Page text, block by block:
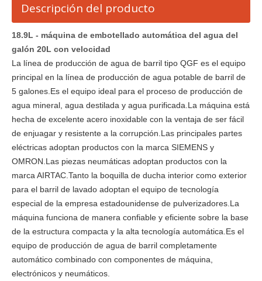
Descripción del producto
18.9L - máquina de embotellado automática del agua del
galón 20L con velocidad
La línea de producción de agua de barril tipo QGF es el equipo
principal en la línea de producción de agua potable de barril de
5 galones.Es el equipo ideal para el proceso de producción de
agua mineral, agua destilada y agua purificada.La máquina está
hecha de excelente acero inoxidable con la ventaja de ser fácil
de enjuagar y resistente a la corrupción.Las principales partes
eléctricas adoptan productos con la marca SIEMENS y
OMRON.Las piezas neumáticas adoptan productos con la
marca AIRTAC.Tanto la boquilla de ducha interior como exterior
para el barril de lavado adoptan el equipo de tecnología
especial de la empresa estadounidense de pulverizadores.La
máquina funciona de manera confiable y eficiente sobre la base
de la estructura compacta y la alta tecnología automática.Es el
equipo de producción de agua de barril completamente
automático combinado con componentes de máquina,
electrónicos y neumáticos.